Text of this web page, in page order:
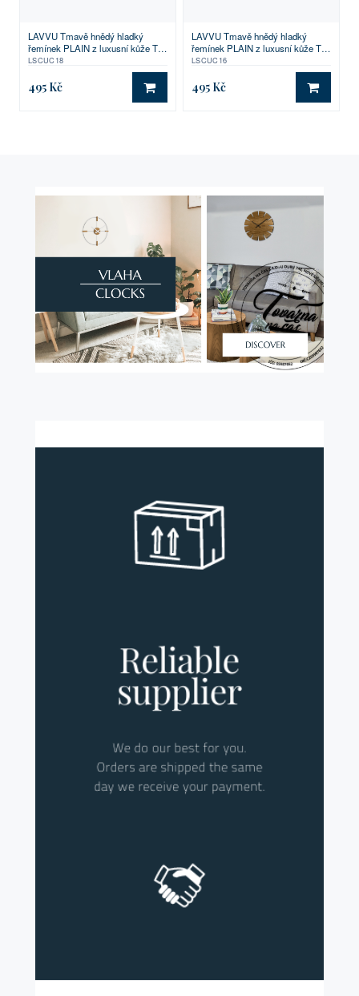
LAVVU Tmavě hnědý hladký
řemínek PLAIN z luxusní kůže Top
Grain - 18
LSCUC18
495 Kč DO KOŠÍKU
LAVVU Tmavě hnědý hladký
řemínek PLAIN z luxusní kůže Top
Grain - 16
LSCUC16
495 Kč DO